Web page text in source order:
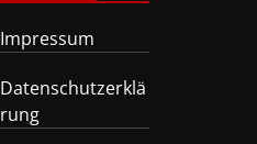
Impressum
Datenschutzerklä
rung